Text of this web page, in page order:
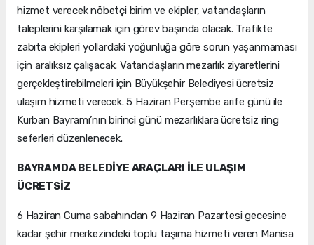
hizmet verecek nöbetçi birim ve ekipler, vatandaşların
taleplerini karşılamak için görev başında olacak. Trafikte
zabıta ekipleri yollardaki yoğunluğa göre sorun yaşanmaması
için aralıksız çalışacak. Vatandaşların mezarlık ziyaretlerini
gerçekleştirebilmeleri için Büyükşehir Belediyesi ücretsiz
ulaşım hizmeti verecek. 5 Haziran Perşembe arife günü ile
Kurban Bayramı’nın birinci günü mezarlıklara ücretsiz ring
seferleri düzenlenecek.
BAYRAMDA BELEDİYE ARAÇLARI İLE ULAŞIM
ÜCRETSİZ
6 Haziran Cuma sabahından 9 Haziran Pazartesi gecesine
kadar şehir merkezindeki toplu taşıma hizmeti veren Manisa